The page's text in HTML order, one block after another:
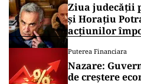
Ziua judecății
și Horațiu
acțiunilor
de la Înalta
Puterea Financiara
Nazare:
de creștere